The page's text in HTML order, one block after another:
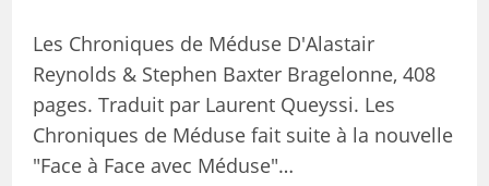
Les Chroniques de Méduse D'Alastair
Reynolds & Stephen Baxter Bragelonne, 408
pages. Traduit par Laurent Queyssi. Les
Chroniques de Méduse fait suite à la nouvelle
"Face à Face avec Méduse"…